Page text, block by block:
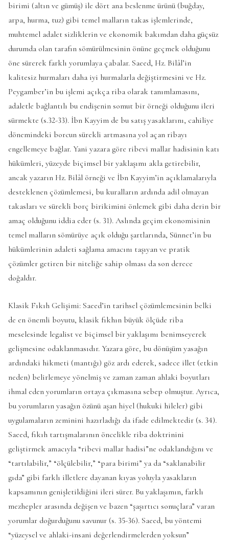
birimi (altın ve gümüş) ile dört ana beslenme ürünü (buğday,
arpa, hurma, tuz) gibi temel malların takas işlemlerinde,
muhtemel adalet sizliklerin ve ekonomik bakımdan daha güçsüz
durumda olan tarafın sömürülmesinin önüne geçmek olduğunu
öne sürerek farklı yorumlaya çabalar. Saeed, Hz. Bilâl’in
kalitesiz hurmaları daha iyi hurmalarla değiştirmesini ve Hz.
Peygamber’in bu işlemi açıkça riba olarak tanımlamasını,
adaletle bağlantılı bu endişenin somut bir örneği olduğunu ileri
sürmekte (s.32-33). İbn Kayyim de bu satış yasaklarını, cahiliye
dönemindeki borcun sürekli artmasına yol açan ribayı
engellemeye bağlar. Yani yazara göre ribevi mallar hadisinin katı
hükümleri, yüzeyde biçimsel bir yaklaşımı akla getirebilir,
ancak yazarın Hz. Bilâl örneği ve İbn Kayyim’in açıklamalarıyla
desteklenen çözümlemesi, bu kuralların ardında adil olmayan
takasları ve sürekli borç birikimini önlemek gibi daha derin bir
amaç olduğunu iddia eder (s. 31). Aslında geçim ekonomisinin
temel malların sömürüye açık olduğu şartlarında, Sünnet’in bu
hükümlerinin adaleti sağlama amacını taşıyan ve pratik
çözümler getiren bir niteliğe sahip olması da son derece
doğaldır.
Klasik Fıkıh Gelişimi: Saeed’in tarihsel çözümlemesinin belki
de en önemli boyutu, klasik fıkhın büyük ölçüde riba
meselesinde legalist ve biçimsel bir yaklaşımı benimseyerek
gelişmesine odaklanmasıdır. Yazara göre, bu dönüşüm yasağın
ardındaki hikmeti (mantığı) göz ardı ederek, sadece illet (etkin
neden) belirlemeye yönelmiş ve zaman zaman ahlaki boyutları
ihmal eden yorumların ortaya çıkmasına sebep olmuştur. Ayrıca,
bu yorumların yasağın özünü aşan hiyel (hukuki hileler) gibi
uygulamaların zeminini hazırladığı da ifade edilmektedir (s. 34).
Saeed, fıkıh tartışmalarının öncelikle riba doktrinini
geliştirmek amacıyla “ribevi mallar hadisi”ne odaklandığını ve
“tartılabilir,” “ölçülebilir,” “para birimi” ya da “saklanabilir
gıda” gibi farklı illetlere dayanan kıyas yoluyla yasakların
kapsamının genişletildiğini ileri sürer. Bu yaklaşımın, farklı
mezhepler arasında değişen ve bazen “şaşırtıcı sonuçlara” varan
yorumlar doğurduğunu savunur (s. 35-36). Saeed, bu yöntemi
“yüzeysel ve ahlaki-insani değerlendirmelerden yoksun”